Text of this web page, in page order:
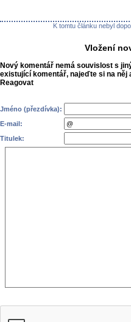
K tomtu článku nebyl
Vložení
Nový komentář nemá souvislost s
existující komentář, najeďte si na něj
Reagovat
Jméno (přezdívka):
E-mail:
Titulek: